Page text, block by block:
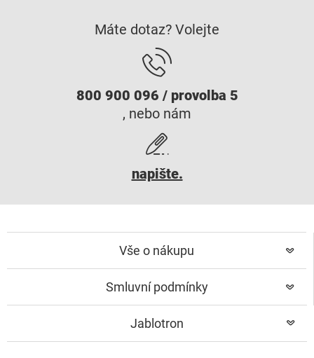
Máte dotaz? Volejte
800 900 096 / provolba 5
, nebo nám
napište.
Vše o nákupu
Smluvní podmínky
Jablotron